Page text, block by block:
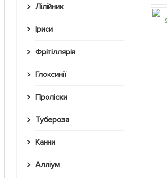
Лілійник
Іриси
Фрітіллярія
Глоксинії
Проліски
Тубероза
Канни
Алліум